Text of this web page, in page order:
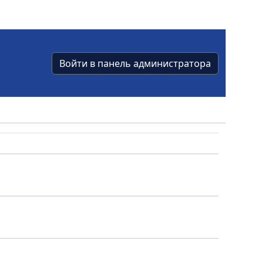
Войти в панель администратора